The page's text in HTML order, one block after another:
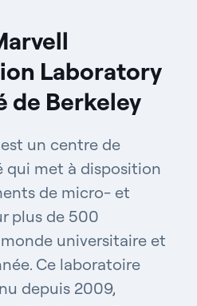
Laboratory
de Berkeley
un centre de
qui met à disposition
de micro- et
plus de 500
universitaire et
Ce laboratoire
depuis 2009,